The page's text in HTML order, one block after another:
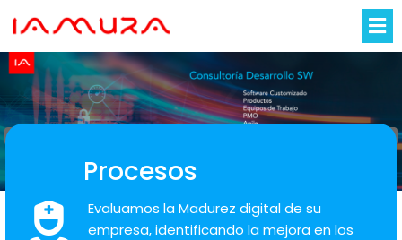
Procesos
Evaluamos la Madurez digital de su
empresa, identificando la mejora en los